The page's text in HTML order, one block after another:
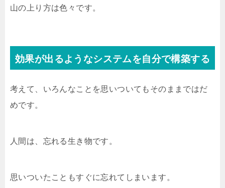
山の上り方は色々です。
効果が出るようなシステムを自分で構築する
考えて、いろんなことを思いついてもそのままではだ
めです。
人間は、忘れる生き物です。
思いついたこともすぐに忘れてしまいます。